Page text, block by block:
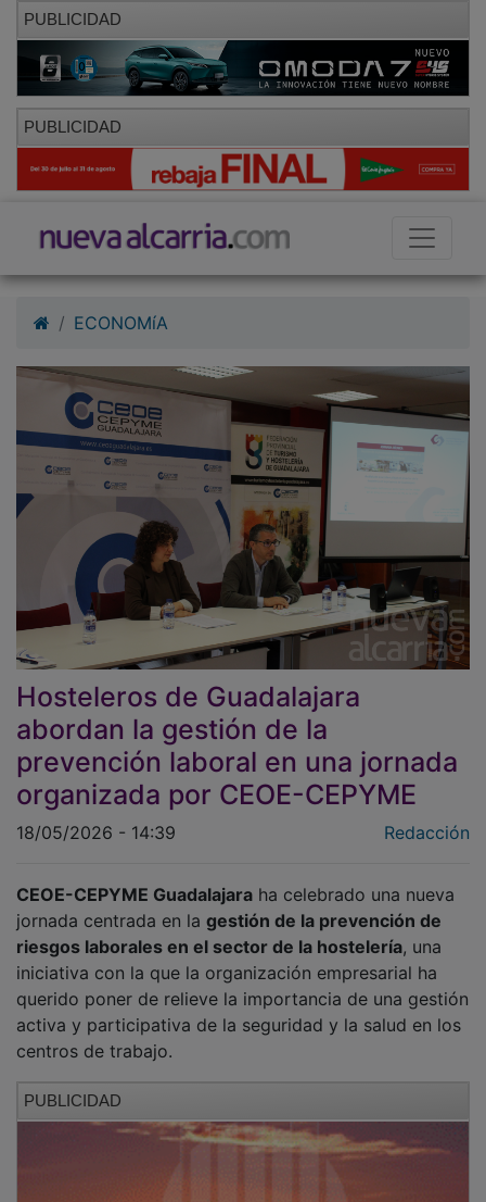
PUBLICIDAD
PUBLICIDAD
Hosteleros de Guadalajara
abordan la gestión de la
prevención laboral en una jornada
organizada por CEOE-CEPYME
18/05/2026 - 14:39
jornada centrada en lagestión de la prevención de
riesgos laborales en el sector de la hostelería, una
iniciativa con la que la organización empresarial ha
querido poner de relieve la importancia de una gestión
activa y participativa de la seguridad y la salud en los
centros de trabajo.